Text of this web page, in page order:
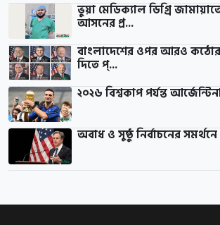
ভুয়া মেডিক্যাল ডিগ্রি
আসনের প্র...
বাংলাদেশের ওপর আরও কঠোর
দিতে প্...
২০২৬ বিশ্বকাপ পর্যন্ত
অবাধ ও সুষ্ঠু নির্বাচনের সমর্থনে